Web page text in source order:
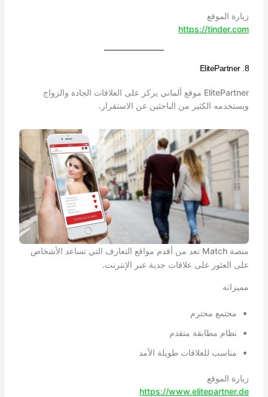
زيارة الموقع
https://tinder.com
8. ElitePartner
ElitePartner موقع ألماني يركز على العلاقات الجادة والزواج
ويستخدمه الكثير من الباحثين عن الاستقرار.
منصة Match تعد من أقدم مواقع التعارف التي تساعد الأشخاص
على العثور على علاقات جدية عبر الإنترنت.
مميزاته
مجتمع محترم
نظام مطابقة متقدم
مناسب للعلاقات طويلة الأمد
زيارة الموقع
https://www.elitepartner.de